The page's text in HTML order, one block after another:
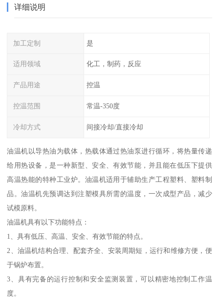
详细说明
加工定制 是
适用领域 化工，制药，反应
产品用途 控温
控温范围 常温-350度
冷却方式 间接冷却/直接冷却
油温机以导热油为载体，热载体通过热油泵进行循环，将热量传递
给用热设备，是一种新型、安全、有效节能，并且能在低压下提供
高温热能的特种工业炉。油温机适用于辅助生产工程塑料、塑料制
品。油温机先预调达到注塑模具所需的温度，一次成型产品，减少
试模原料。
油温机具有以下功能特点：
1、具有低压、高温、安全、有效节能的特点。
2、油温机结构合理、配套齐全、安装周期短，运行和维修方便，便
于锅炉布置。
3、具有完备的运行控制和安全监测装置，可以精密地控制工作温
度。